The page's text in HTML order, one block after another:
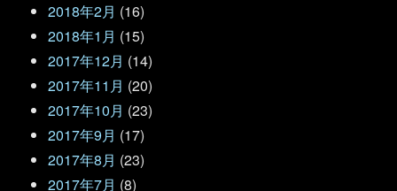
2018年2月 (16)
2018年1月 (15)
2017年12月 (14)
2017年11月 (20)
2017年10月 (23)
2017年9月 (17)
2017年8月 (23)
2017年7月 (8)